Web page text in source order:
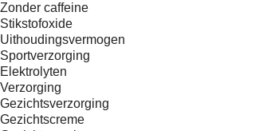
Zonder caffeine
Stikstofoxide
Uithoudingsvermogen
Sportverzorging
Elektrolyten
Verzorging
Gezichtsverzorging
Gezichtscreme